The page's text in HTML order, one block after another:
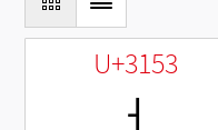
U+3153
ㅓ